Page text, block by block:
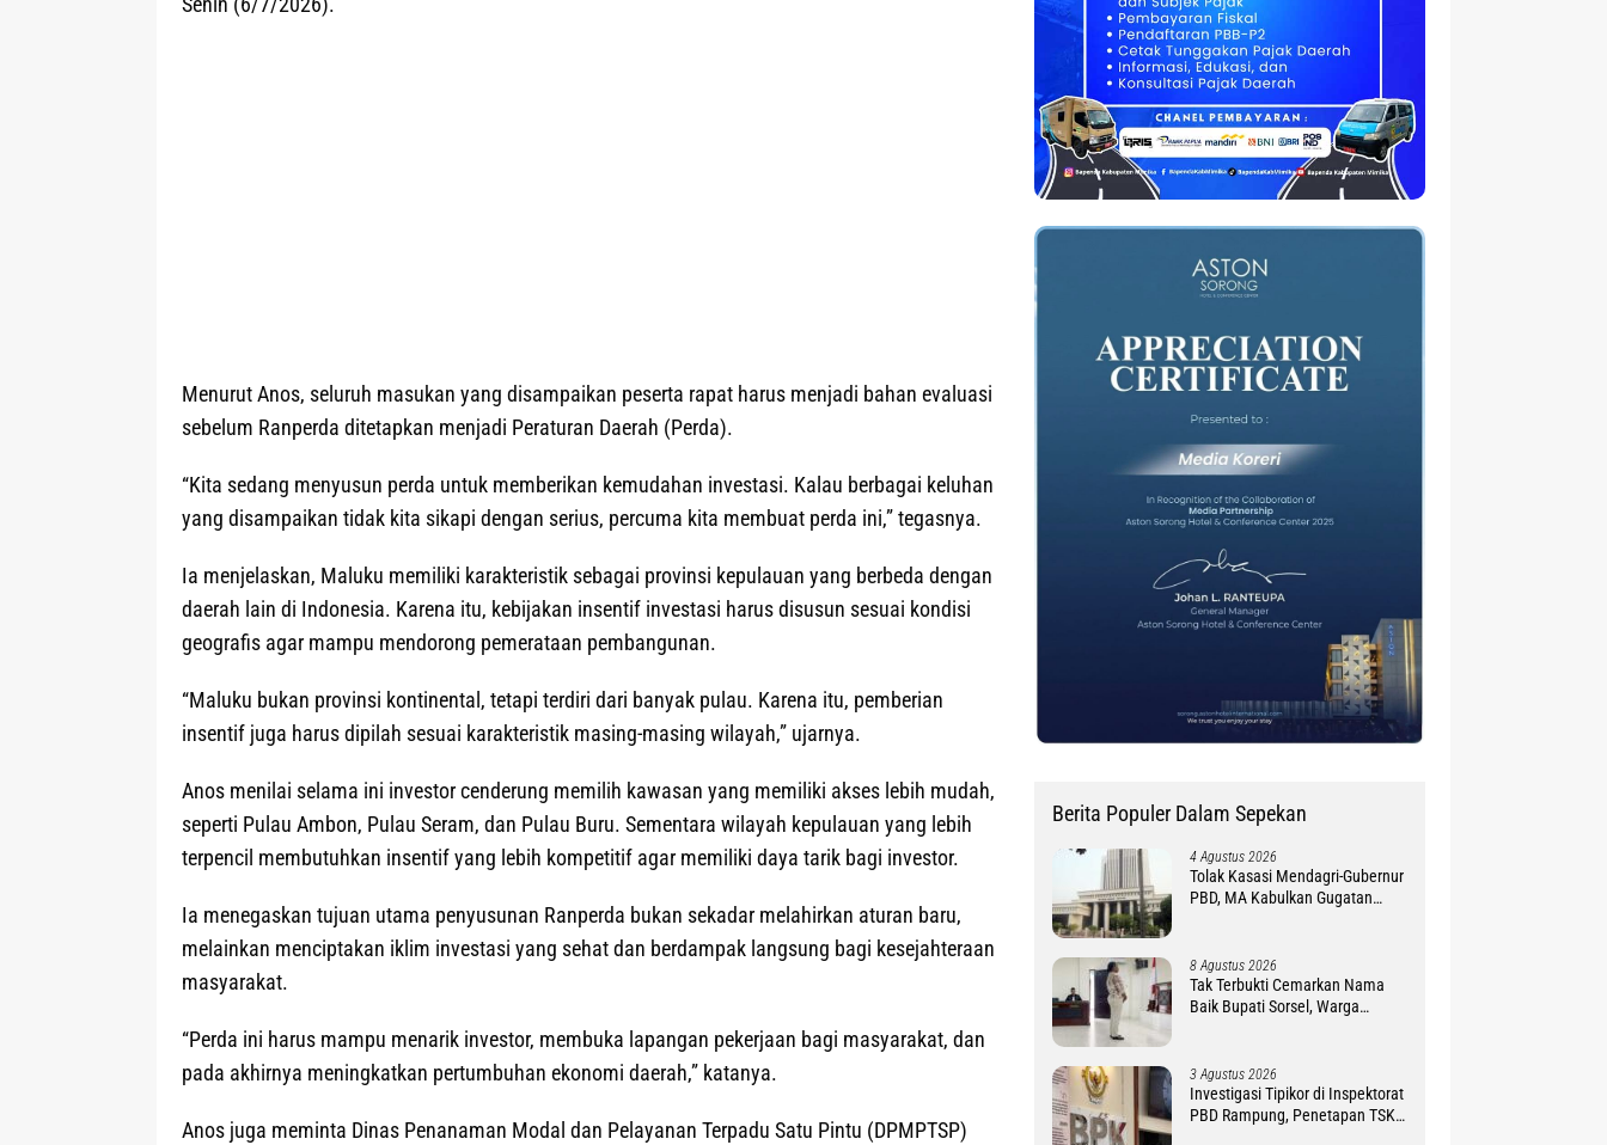
Menurut Anos, seluruh masukan yang disampaikan peserta rapat harus menjadi bahan evaluasi
sebelum Ranperda ditetapkan menjadi Peraturan Daerah (Perda).
“Kita sedang menyusun perda untuk memberikan kemudahan investasi. Kalau berbagai keluhan
yang disampaikan tidak kita sikapi dengan serius, percuma kita membuat perda ini,” tegasnya.
Ia menjelaskan, Maluku memiliki karakteristik sebagai provinsi kepulauan yang berbeda dengan
daerah lain di Indonesia. Karena itu, kebijakan insentif investasi harus disusun sesuai kondisi
geografis agar mampu mendorong pemerataan pembangunan.
“Maluku bukan provinsi kontinental, tetapi terdiri dari banyak pulau. Karena itu, pemberian
insentif juga harus dipilah sesuai karakteristik masing-masing wilayah,” ujarnya.
Anos menilai selama ini investor cenderung memilih kawasan yang memiliki akses lebih mudah,
seperti Pulau Ambon, Pulau Seram, dan Pulau Buru. Sementara wilayah kepulauan yang lebih
terpencil membutuhkan insentif yang lebih kompetitif agar memiliki daya tarik bagi investor.
Ia menegaskan tujuan utama penyusunan Ranperda bukan sekadar melahirkan aturan baru,
melainkan menciptakan iklim investasi yang sehat dan berdampak langsung bagi kesejahteraan
masyarakat.
“Perda ini harus mampu menarik investor, membuka lapangan pekerjaan bagi masyarakat, dan
pada akhirnya meningkatkan pertumbuhan ekonomi daerah,” katanya.
Anos juga meminta Dinas Penanaman Modal dan Pelayanan Terpadu Satu Pintu (DPMPTSP)
Berita Populer Dalam Sepekan
4 Agustus 2026
Tolak Kasasi Mendagri-Gubernur
PBD, MA Kabulkan Gugatan
8 Agustus 2026
Tak Terbukti Cemarkan Nama
Baik Bupati Sorsel, Warga
3 Agustus 2026
Investigasi Tipikor di Inspektorat
PBD Rampung, Penetapan TSK